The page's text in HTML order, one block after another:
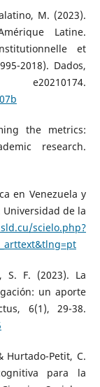
M. (2023).
Latine.
et
2018). Dados,
the metrics:
research.
en Venezuela y
de la
scielo.php?
S. F. (2023). La
un aporte
6(1), 29-38.
Hurtado-Petit, C.
para la